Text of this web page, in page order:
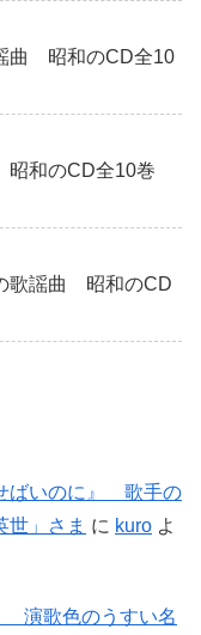
曲 昭和のCD全10
和のCD全10巻
歌謡曲 昭和のCD
ばいのに』 歌手の
世」さま に kuro よ
演歌色のうすい名